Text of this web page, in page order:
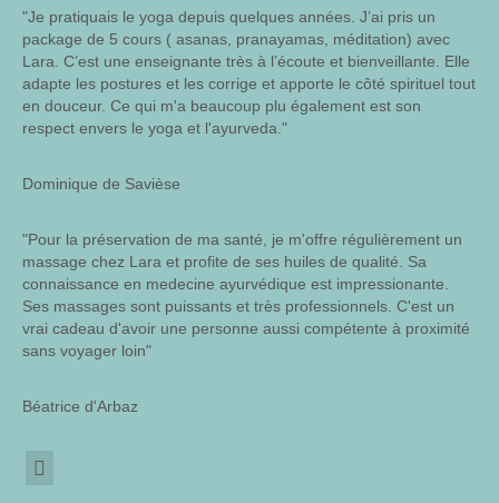
"Je pratiquais le yoga depuis quelques années. J’ai pris un
package de 5 cours ( asanas, pranayamas, méditation) avec
Lara. C’est une enseignante très à l’écoute et bienveillante. Elle
adapte les postures et les corrige et apporte le côté spirituel tout
en douceur. Ce qui m'a beaucoup plu également est son
respect envers le yoga et l'ayurveda."
Dominique de Savièse
"Pour la préservation de ma santé, je m'offre régulièrement un
massage chez Lara et profite de ses huiles de qualité. Sa
connaissance en medecine ayurvédique est impressionante.
Ses massages sont puissants et très professionnels. C'est un
vrai cadeau d'avoir une personne aussi compétente à proximité
sans voyager loin"
Béatrice d'Arbaz